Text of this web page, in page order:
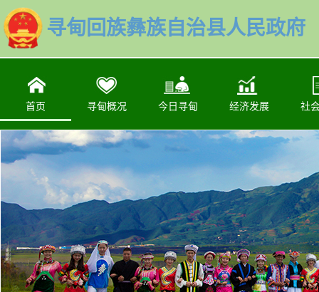
寻甸回族彝族自治县人民政府
首页 寻甸概况 今日寻甸 经济发展 社